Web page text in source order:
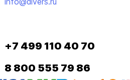
+7 499 110 40 70
8 800 555 79 86